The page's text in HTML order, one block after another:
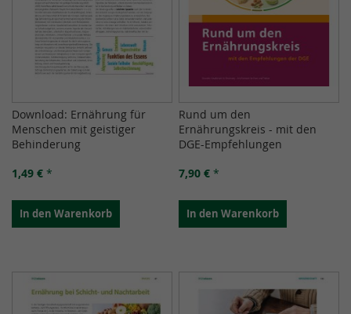
Download: Ernährung für
Menschen mit geistiger
Behinderung
1,49 € *
In den Warenkorb
Rund um den
Ernährungskreis - mit den
DGE-Empfehlungen
7,90 € *
In den Warenkorb